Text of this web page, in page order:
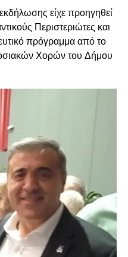
είχε προηγηθεί
Περιστεριώτες και
πρόγραμμα από το
Χορών του Δήμου